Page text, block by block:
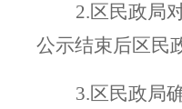
2.区民政局
公示结束后区民
3.区民政局